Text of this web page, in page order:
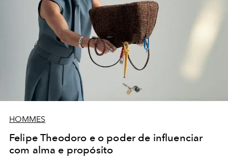
HOMMES
Felipe Theodoro e o poder de influenciar
com alma e propósito